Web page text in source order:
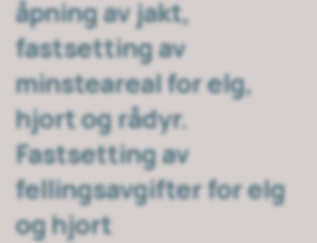
åpning av jakt,
fastsetting av
minsteareal for elg,
hjort og rådyr.
Fastsetting av
fellingsavgifter for elg
og hjort